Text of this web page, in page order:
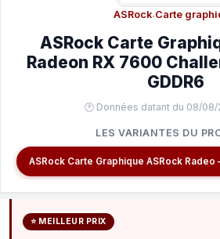
ASRock·Carte
ASRock Carte
Radeon RX 7600
GDDR6
🕐 Données datant du 08/08/
LES VARIANTES DU
ASRock Carte Graphique ASRock
⭐ MEILLEUR PRIX